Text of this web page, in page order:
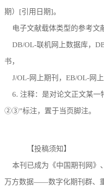
期）[引用日期]。
电子文献载体类型的参考文
DB/OL-联机网上数据库，
书，
J/OL-网上期刊，EB/OL-网上
6. 注释：是对论文正文某一
②③”标注，置于当页脚注。
【投稿须知】
本刊已成为《中国期刊网》
万方数据——数字化期刊群、